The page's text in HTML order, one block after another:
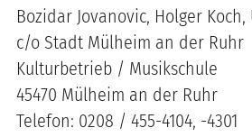
Bozidar Jovanovic, Holger
c/o Stadt Mülheim an der Ruhr
Kulturbetrieb / Musikschule
45470 Mülheim an der Ruhr
Telefon: 0208 / 455-4104, -4301